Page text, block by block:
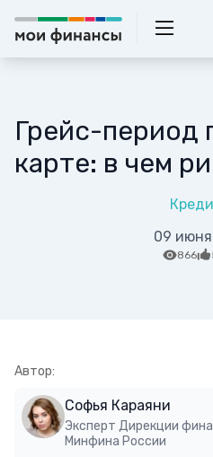
Грейс-период
карте: в чем
09
866
Автор:
Софья Караяни
Эксперт Дирекции
Минфина России